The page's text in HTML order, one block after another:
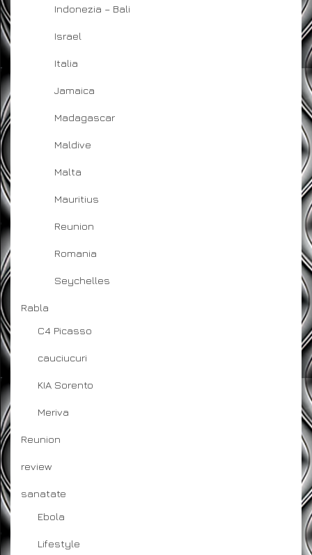
Indonezia – Bali
Israel
Italia
Jamaica
Madagascar
Maldive
Malta
Mauritius
Reunion
Romania
Seychelles
Rabla
C4 Picasso
cauciucuri
KIA Sorento
Meriva
Reunion
review
sanatate
Ebola
Lifestyle